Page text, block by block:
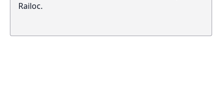
Railoc.